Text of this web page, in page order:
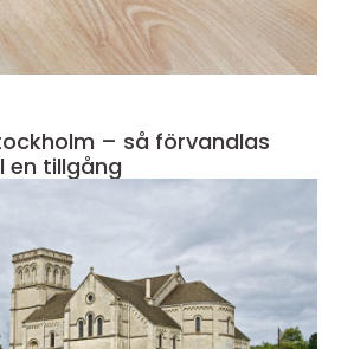
– så förvandlas
en tillgång